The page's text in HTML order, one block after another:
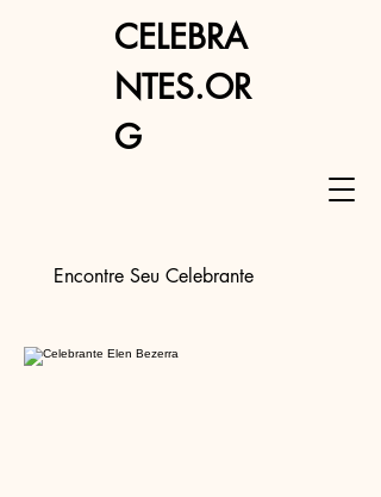
Encontre Seu Celebrante
CELEBRA
NTES.OR
G